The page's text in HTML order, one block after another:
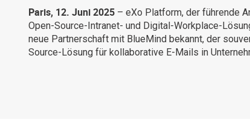
Paris, 12. Juni 2025 – eXo Platform, der führende
Open-Source-Intranet- und Digital-Workplace-
neue Partnerschaft mit BlueMind bekannt, der
Source-Lösung für kollaborative E-Mails in